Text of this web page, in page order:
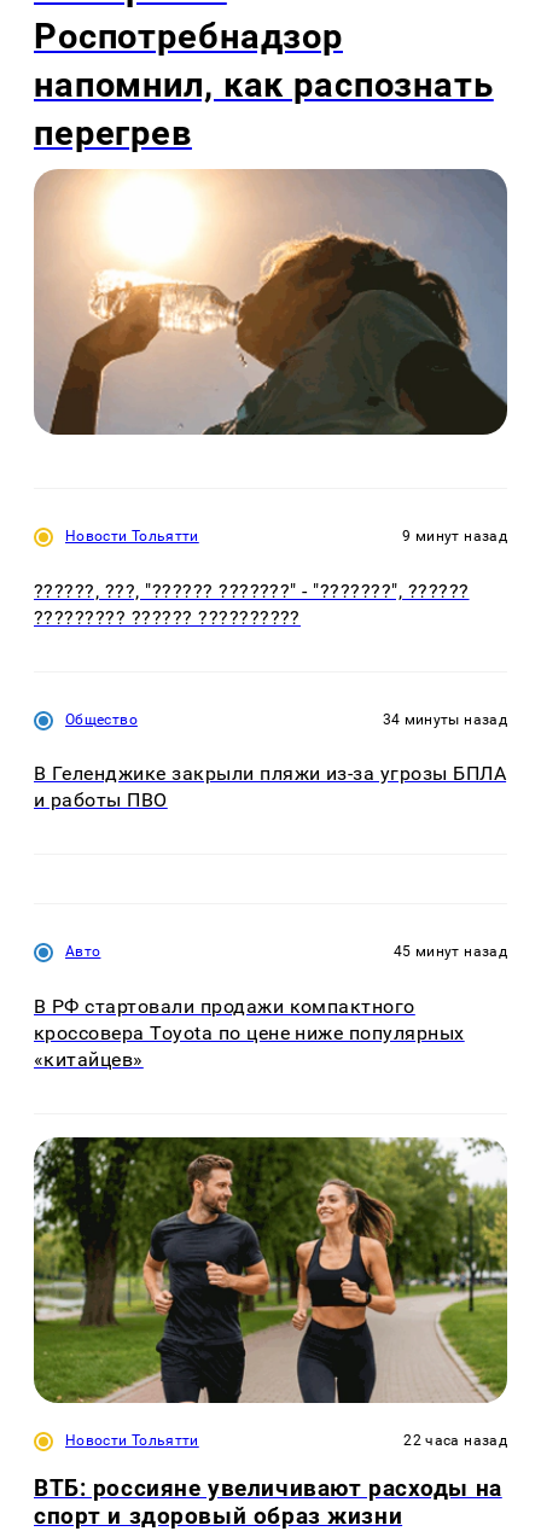
Роспотребнадзор
напомнил, как распознать
перегрев
Новости Тольятти 9 минут назад
??????, ???, "?????? ???????" - "???????", ??????
????????? ?????? ??????????
Общество 34 минуты назад
В Геленджике закрыли пляжи из-за угрозы БПЛА
и работы ПВО
Авто 45 минут назад
В РФ стартовали продажи компактного
кроссовера Toyota по цене ниже популярных
«китайцев»
Новости Тольятти 22 часа назад
ВТБ: россияне увеличивают расходы на
спорт и здоровый образ жизни